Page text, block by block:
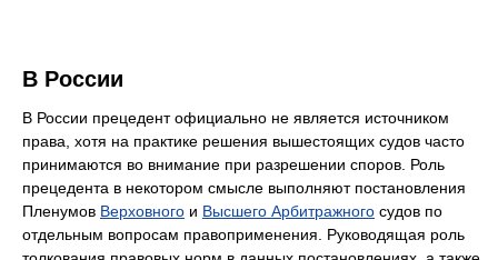
В России
В России прецедент официально не является источником
права, хотя на практике решения вышестоящих судов часто
принимаются во внимание при разрешении споров. Роль
прецедента в некотором смысле выполняют постановления
Пленумов Верховного и Высшего Арбитражного судов по
отдельным вопросам правоприменения. Руководящая роль